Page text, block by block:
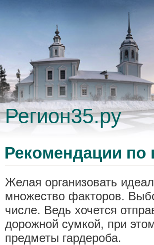
Регион35.ру
Рекомендации
Желая организовать
множество факторов.
числе. Ведь хочется
дорожной сумкой, при
предметы гардероба.